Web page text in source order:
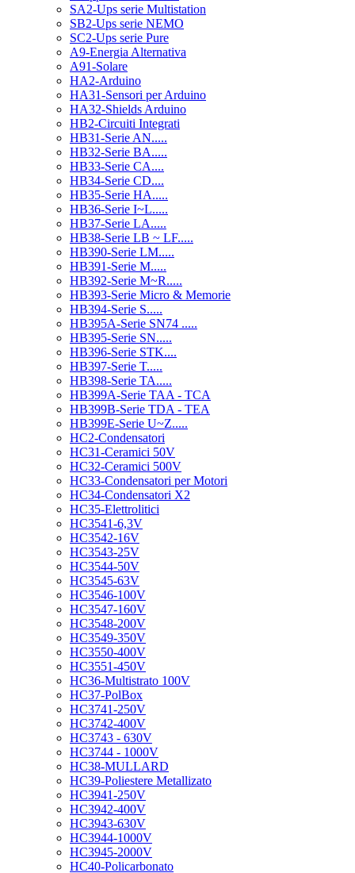
SA2-Ups serie Multistation
SB2-Ups serie NEMO
SC2-Ups serie Pure
A9-Energia Alternativa
A91-Solare
HA2-Arduino
HA31-Sensori per Arduino
HA32-Shields Arduino
HB2-Circuiti Integrati
HB31-Serie AN.....
HB32-Serie BA.....
HB33-Serie CA....
HB34-Serie CD....
HB35-Serie HA.....
HB36-Serie I~L.....
HB37-Serie LA.....
HB38-Serie LB ~ LF.....
HB390-Serie LM.....
HB391-Serie M.....
HB392-Serie M~R.....
HB393-Serie Micro & Memorie
HB394-Serie S.....
HB395A-Serie SN74 .....
HB395-Serie SN.....
HB396-Serie STK....
HB397-Serie T.....
HB398-Serie TA.....
HB399A-Serie TAA - TCA
HB399B-Serie TDA - TEA
HB399E-Serie U~Z.....
HC2-Condensatori
HC31-Ceramici 50V
HC32-Ceramici 500V
HC33-Condensatori per Motori
HC34-Condensatori X2
HC35-Elettrolitici
HC3541-6,3V
HC3542-16V
HC3543-25V
HC3544-50V
HC3545-63V
HC3546-100V
HC3547-160V
HC3548-200V
HC3549-350V
HC3550-400V
HC3551-450V
HC36-Multistrato 100V
HC37-PolBox
HC3741-250V
HC3742-400V
HC3743 - 630V
HC3744 - 1000V
HC38-MULLARD
HC39-Poliestere Metallizato
HC3941-250V
HC3942-400V
HC3943-630V
HC3944-1000V
HC3945-2000V
HC40-Policarbonato